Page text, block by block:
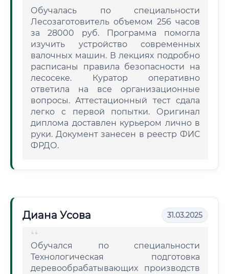
Обучалась по специальности
Лесозаготовитель объемом 256 часов
за 28000 руб. Программа помогла
изучить устройство современных
валочных машин. В лекциях подробно
расписаны правила безопасности на
лесосеке. Куратор оперативно
ответила на все организационные
вопросы. Аттестационный тест сдала
легко с первой попытки. Оригинал
диплома доставлен курьером лично в
руки. Документ занесен в реестр ФИС
ФРДО.
Диана Усова 31.03.2025
Обучался по специальности
Технологическая подготовка
деревообрабатывающих производств